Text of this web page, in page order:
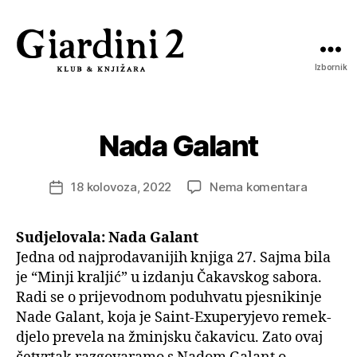
Izbornik
Nada Galant
Datum
18 kolovoza, 2022 Nema komentarana
Sudjelovala: Nada Galant
Jedna od najprodavanijih knjiga 27. Sajma bila
je “Minji kraljić” u izdanju Čakavskog sabora.
Radi se o prijevodnom poduhvatu pjesnikinje
Nade Galant, koja je Saint-Exuperyjevo remek-
djelo prevela na žminjsku čakavicu. Zato ovaj